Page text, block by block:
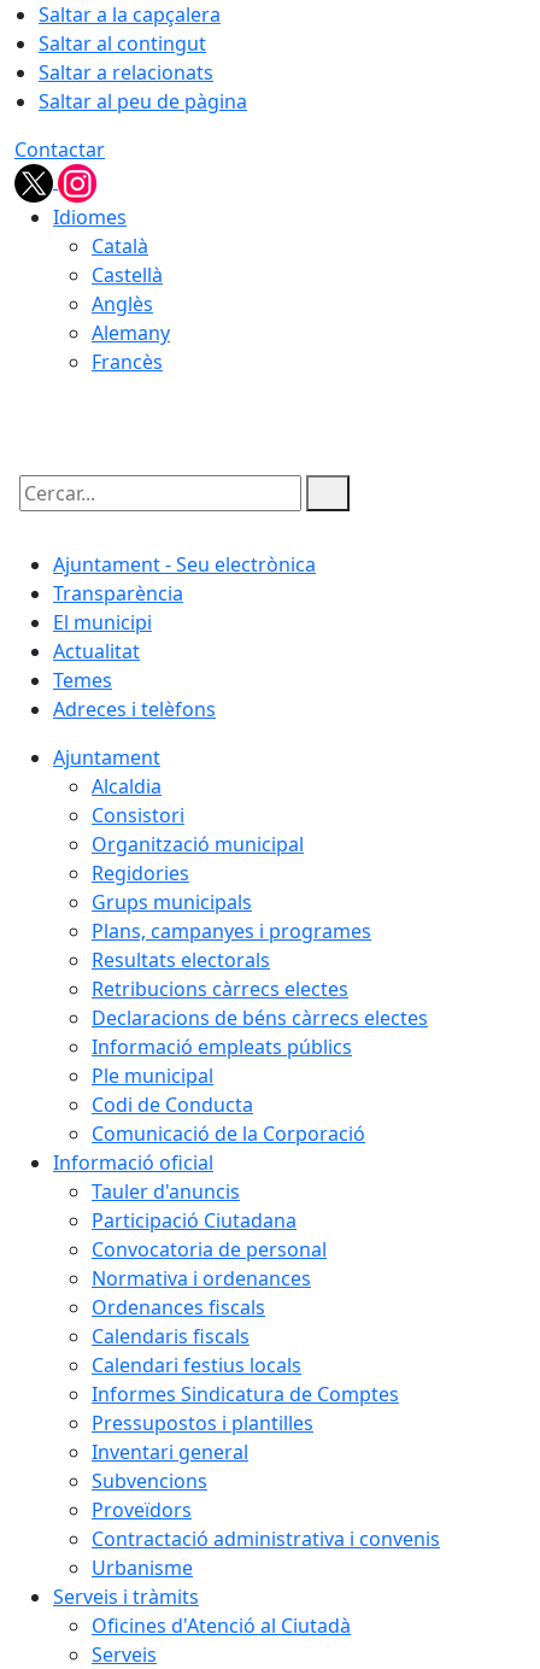
Saltar a la capçalera
Saltar al contingut
Saltar a relacionats
Saltar al peu de pàgina
Contactar
Idiomes
Català
Castellà
Anglès
Alemany
Francès
Cercar:
Ajuntament - Seu electrònica
Transparència
El municipi
Actualitat
Temes
Adreces i telèfons
Ajuntament
Alcaldia
Consistori
Organització municipal
Regidories
Grups municipals
Plans, campanyes i programes
Resultats electorals
Retribucions càrrecs electes
Declaracions de béns càrrecs electes
Informació empleats públics
Ple municipal
Codi de Conducta
Comunicació de la Corporació
Informació oficial
Tauler d'anuncis
Participació Ciutadana
Convocatoria de personal
Normativa i ordenances
Ordenances fiscals
Calendaris fiscals
Calendari festius locals
Informes Sindicatura de Comptes
Pressupostos i plantilles
Inventari general
Subvencions
Proveïdors
Contractació administrativa i convenis
Urbanisme
Serveis i tràmits
Oficines d'Atenció al Ciutadà
Serveis